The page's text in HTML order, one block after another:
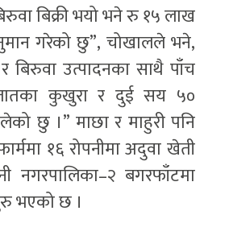
बिक्री भयो भने रु १५ लाख
गरेको छु”, चोखालले भने,
उत्पादनका साथै पाँच
कुखुरा र दुई सय ५०
छु ।” माछा र माहुरी पनि
१६ रोपनीमा अदुवा खेती
बगरफाँटमा
भएको छ ।